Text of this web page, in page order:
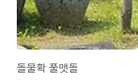
돌물확 풀맷돌